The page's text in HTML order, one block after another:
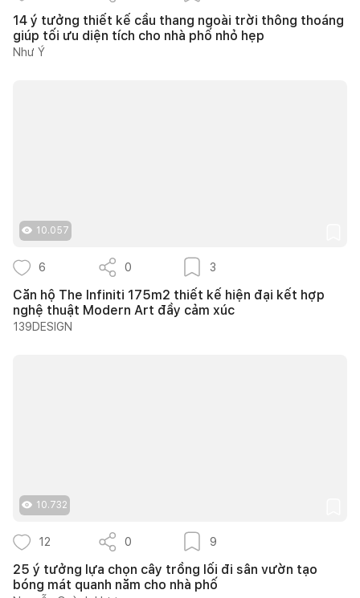
14 ý tưởng thiết kế cầu thang ngoài trời thông thoáng
giúp tối ưu diện tích cho nhà phố nhỏ hẹp
Như Ý
10.057
6 0 3
Căn hộ The Infiniti 175m2 thiết kế hiện đại kết hợp
nghệ thuật Modern Art đầy cảm xúc
139DESIGN
10.732
12 0 9
25 ý tưởng lựa chọn cây trồng lối đi sân vườn tạo
bóng mát quanh năm cho nhà phố